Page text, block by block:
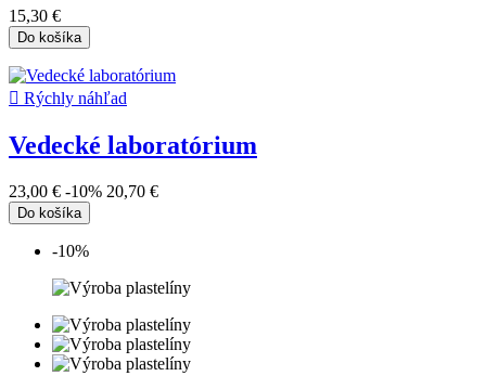
15,30 €
Do košíka
 Rýchly náhľad
Vedecké laboratórium
23,00 € -10% 20,70 €
Do košíka
-10%